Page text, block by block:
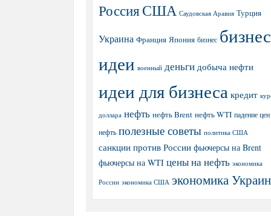
РоссияСША Саудовская Аравия Турция
Украина Франция Япония бизнес бизнес
идеи военный деньги добыча нефти
идеи для бизнеса кредит
доллара нефть нефть Brent нефть WTI падение
нефть полезные советы политика США
санкции против России фьючерсы на Brent
фьючерсы на WTI цены на нефть экономика
России экономика США экономика